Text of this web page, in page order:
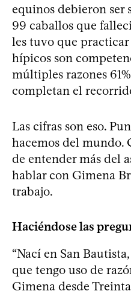
equinos debieron ser
99 caballos que
les tuvo que
hípicos son
múltiples razones
completan el
Las cifras son eso.
hacemos del mundo.
de entender más del
hablar con Gimena
trabajo.
Haciéndose las
“Nací en San
que tengo uso de
Gimena desde